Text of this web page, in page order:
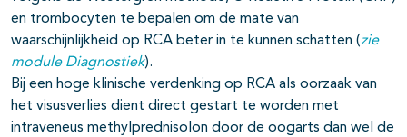
en trombocyten te bepalen om de mate van
waarschijnlijkheid op RCA beter in te kunnen schatten (zie
module Diagnostiek).
Bij een hoge klinische verdenking op RCA als oorzaak van
het visusverlies dient direct gestart te worden met
intraveneus methylprednisolon door de oogarts dan wel de